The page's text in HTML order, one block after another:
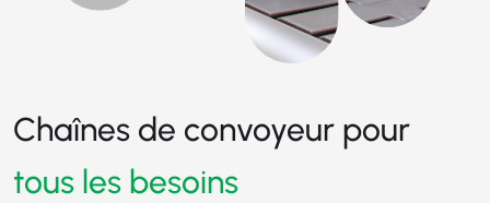
Chaînes de convoyeur pour
tous les besoins